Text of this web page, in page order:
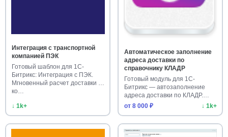
Интеграция с транспортной
компанией ПЭК
Готовый шаблон для 1С-
Битрикс: Интеграция с ПЭК.
Мгновенный расчет доставки в
ко…
↓ 1k+
Автоматическое заполнение
адреса доставки по
справочнику КЛАДР
Готовый модуль для 1С-
Битрикс — автозаполнение
адреса доставки по КЛАДР.
Ускорьт…
от 8 000 ₽ ↓ 1k+